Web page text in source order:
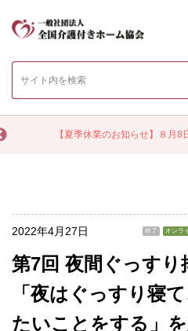
【夏季休業のお知らせ】８月8
2022年4月27日 終了 オンラ
第7回 夜間ぐっすり
「夜はぐっすり寝
たいことをする」を